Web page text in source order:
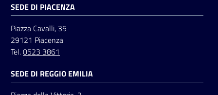
SEDE DI PIACENZA
Piazza Cavalli, 35
29121 Piacenza
Tel.0523 3861
SEDE DI REGGIO EMILIA